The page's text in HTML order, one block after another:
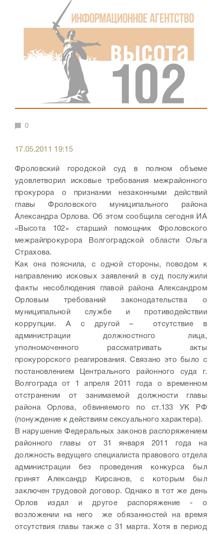
0
17.05.2011 19:15
Фроловский городской суд в полном объеме
удовлетворил исковые требования межрайонного
прокурора о признании незаконными действий
главы Фроловского муниципального района
Александра Орлова. Об этом сообщила сегодня ИА
«Высота 102» старший помощник Фроловского
межрайпрокурора Волгоградской области Ольга
Страхова.
Как она пояснила, с одной стороны, поводом к
направлению исковых заявлений в суд послужили
факты несоблюдения главой района Александром
Орловым требований законодательства о
муниципальной службе и противодействии
коррупции. А с другой – отсутствие в
администрации должностного лица,
уполномоченного рассматривать акты
прокурорского реагирования. Связано это было с
постановлением Центрального районного суда г.
Волгограда от 1 апреля 2011 года о временном
отстранении от занимаемой должности главы
района Орлова, обвиняемого по ст.133 УК РФ
(понуждение к действиям сексуального характера).
В нарушение Федеральных законов распоряжением
районного главы от 31 января 2011 года на
должность ведущего специалиста правового отдела
администрации без проведения конкурса был
принят Александр Кирсанов, с которым был
заключен трудовой договор. Однако в тот же день
Орлов издал и другое распоряжение - о
возложении на него же обязанностей на время
отсутствия главы также с 31 марта. Хотя в период